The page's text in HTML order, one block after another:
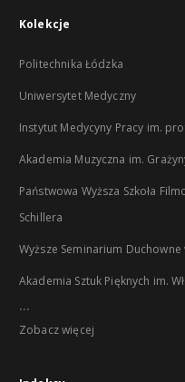
Kolekcje
Politechnika Łódzka
Uniwersytet Medyczny
Instytut Medycyny Pracy im.
Akademia Muzyczna im.
Państwowa Wyższa Szkoła
Schillera
Wyższe Seminarium Duchowne
Akademia Sztuk Pięknych im.
...
Zobacz więcej